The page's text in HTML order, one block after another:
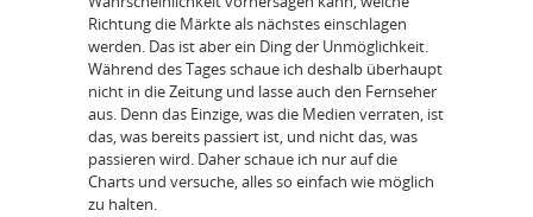
Richtung die Märkte als nächstes einschlagen
werden. Das ist aber ein Ding der Unmöglichkeit.
Während des Tages schaue ich deshalb überhaupt
nicht in die Zeitung und lasse auch den Fernseher
aus. Denn das Einzige, was die Medien verraten, ist
das, was bereits passiert ist, und nicht das, was
passieren wird. Daher schaue ich nur auf die
Charts und versuche, alles so einfach wie möglich
zu halten.